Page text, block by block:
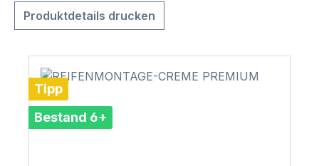
Produktdetails drucken
Tipp
Bestand 6+